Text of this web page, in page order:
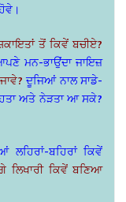
ਤੋਂ ਕਿਵੇਂ ਬਚੀਏ?
ਮਨ-ਭਾਉਂਦਾ ਜਾਇਜ਼
ਦੂਜਿਆਂ ਨਾਲ ਸਾਡੇ-
ਅਤੇ ਨੇੜਤਾ ਆ ਸਕੇ?
ਬਹਿਰਾਂ ਕਿਵੇਂ
ਲਿਖਾਰੀ ਕਿਵੇਂ ਬਣਿਆ